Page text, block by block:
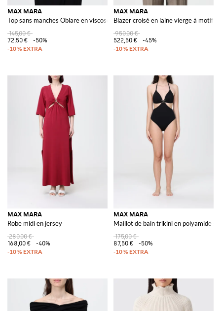
MAX MARA
Top sans manches Oblare en viscose stretch avec col en V
145,00 €
72,50 €
-50%
MAX MARA
Blazer croisé en laine vierge à motif
950,00 €
522,50 €
-45%
MAX MARA
Robe midi en jersey
280,00 €
168,00 €
-40%
MAX MARA
Maillot de bain trikini en polyamide
175,00 €
87,50 €
-50%